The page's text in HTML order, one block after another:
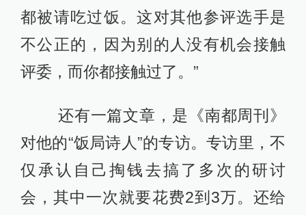
都被请吃过饭。这对其他参评选手是
不公正的，因为别的人没有机会接触
评委，而你都接触过了。”
还有一篇文章，是《南都周刊》
对他的“饭局诗人”的专访。专访里，不
仅承认自己掏钱去搞了多次的研讨
会，其中一次就要花费2到3万。还给